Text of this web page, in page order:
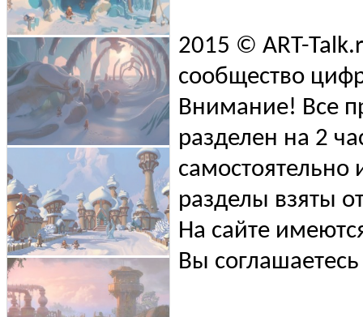
2015 © ART-
сообщество
Внимание! Все
разделен на 2
самостоятельно
разделы взяты
На сайте
Вы